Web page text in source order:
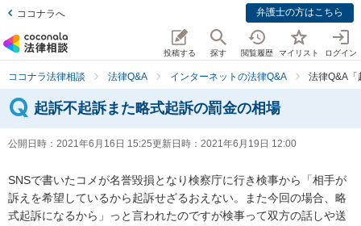
ココナラへ 弁護士の方はこちら
投稿する 探す 閲覧履歴 マイリスト ログイン
ココナラ法律相談 法律Q&A インターネットの法律Q&A 法律Q&A「
起訴不起訴また略式起訴の罰金の相場
公開日時： 2021年6月16日 15:25更新日時： 2021年6月19日 12:00
SNSで書いたコメが名誉毀損となり検察庁に行き検事から「相手が
訴えを希望しているから起訴せざるおえない。また今回の場合、略
式起訴になるから」っと言われたのですが検事って双方の話しや送